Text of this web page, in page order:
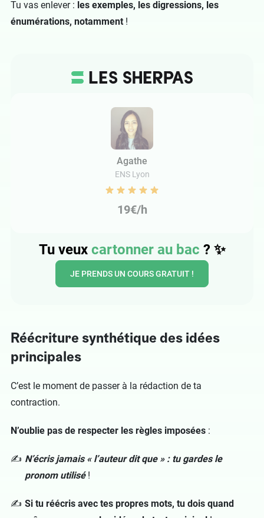
Tu vas enlever : les exemples, les digressions, les
énumérations, notamment !
Agathe
ENS Lyon
19€/h
Tu veux cartonner au bac ? ✨
JE PRENDS UN COURS GRATUIT !
Réécriture synthétique des idées
principales
C’est le moment de passer à la rédaction de ta
contraction.
N’oublie pas de respecter les règles imposées :
N’écris jamais « l’auteur dit que » : tu gardes le
pronom utilisé !
Si tu réécris avec tes propres mots, tu dois quand